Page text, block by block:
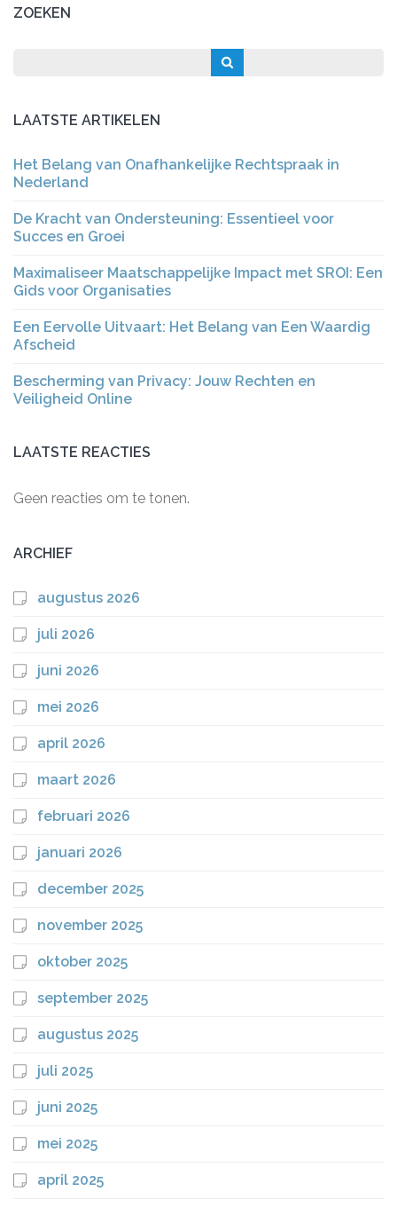
ZOEKEN
LAATSTE ARTIKELEN
Het Belang van Onafhankelijke Rechtspraak in
Nederland
De Kracht van Ondersteuning: Essentieel voor
Succes en Groei
Maximaliseer Maatschappelijke Impact met SROI: Een
Gids voor Organisaties
Een Eervolle Uitvaart: Het Belang van Een Waardig
Afscheid
Bescherming van Privacy: Jouw Rechten en
Veiligheid Online
LAATSTE REACTIES
Geen reacties om te tonen.
ARCHIEF
augustus 2026
juli 2026
juni 2026
mei 2026
april 2026
maart 2026
februari 2026
januari 2026
december 2025
november 2025
oktober 2025
september 2025
augustus 2025
juli 2025
juni 2025
mei 2025
april 2025